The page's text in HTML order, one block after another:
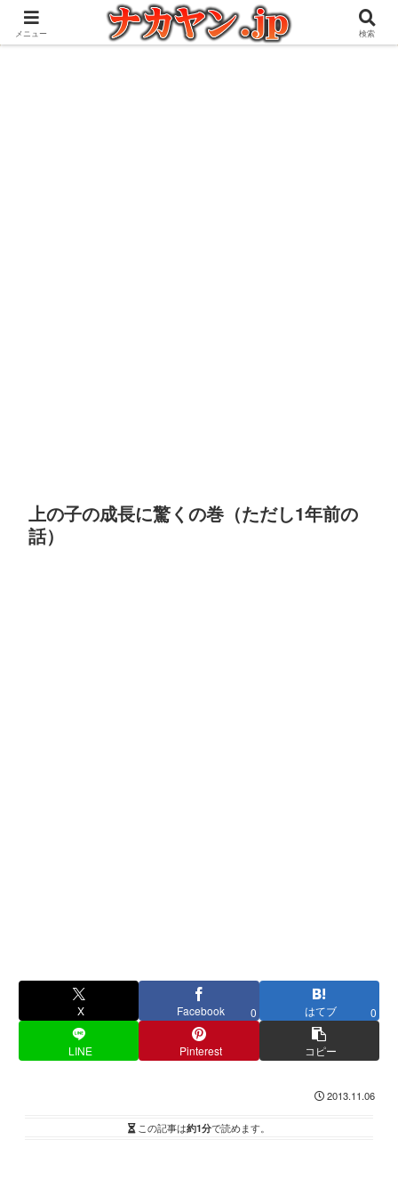
アウトドアとガジェット好きな管理人の愉快な日々を綴るブログ
上の子の成長に驚くの巻（ただし1年前の
話）
X Facebook 0 はてブ 0
LINE Pinterest コピー
2013.11.06
この記事は約1分で読めます。
メニュー 検索